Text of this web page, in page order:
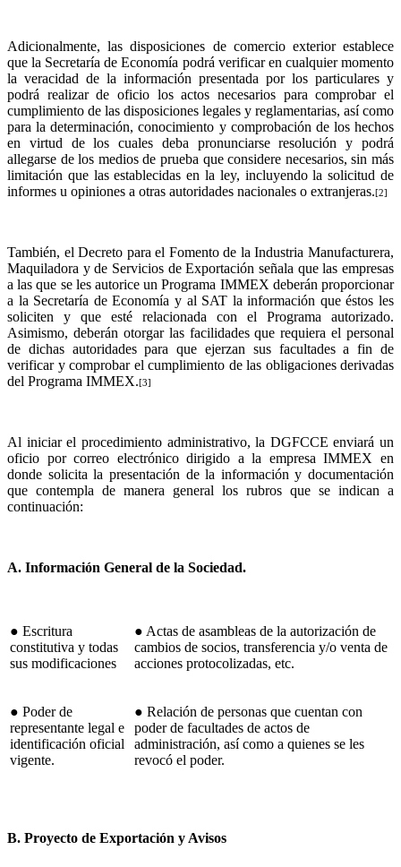
Adicionalmente, las disposiciones de comercio exterior establece
que la Secretaría de Economía podrá verificar en cualquier momento
la veracidad de la información presentada por los particulares y
podrá realizar de oficio los actos necesarios para comprobar el
cumplimiento de las disposiciones legales y reglamentarias, así como
para la determinación, conocimiento y comprobación de los hechos
en virtud de los cuales deba pronunciarse resolución y podrá
allegarse de los medios de prueba que considere necesarios, sin más
limitación que las establecidas en la ley, incluyendo la solicitud de
informes u opiniones a otras autoridades nacionales o extranjeras.[2]
También, el Decreto para el Fomento de la Industria Manufacturera,
Maquiladora y de Servicios de Exportación señala que las empresas
a las que se les autorice un Programa IMMEX deberán proporcionar
a la Secretaría de Economía y al SAT la información que éstos les
soliciten y que esté relacionada con el Programa autorizado.
Asimismo, deberán otorgar las facilidades que requiera el personal
de dichas autoridades para que ejerzan sus facultades a fin de
verificar y comprobar el cumplimiento de las obligaciones derivadas
del Programa IMMEX.[3]
Al iniciar el procedimiento administrativo, la DGFCCE enviará un
oficio por correo electrónico dirigido a la empresa IMMEX en
donde solicita la presentación de la información y documentación
que contempla de manera general los rubros que se indican a
continuación:
A. Información General de la Sociedad.
● Escritura
constitutiva y todas
sus modificaciones
● Actas de asambleas de la autorización de
cambios de socios, transferencia y/o venta de
acciones protocolizadas, etc.
● Poder de
representante legal e
identificación oficial
vigente.
● Relación de personas que cuentan con
poder de facultades de actos de
administración, así como a quienes se les
revocó el poder.
B. Proyecto de Exportación y Avisos